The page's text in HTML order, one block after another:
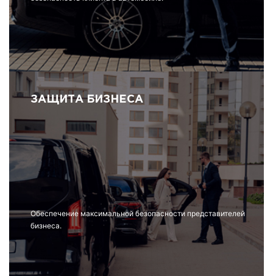
ЗАЩИТА БИЗНЕСА
Обеспечение максимальной безопасности представителей
бизнеса.